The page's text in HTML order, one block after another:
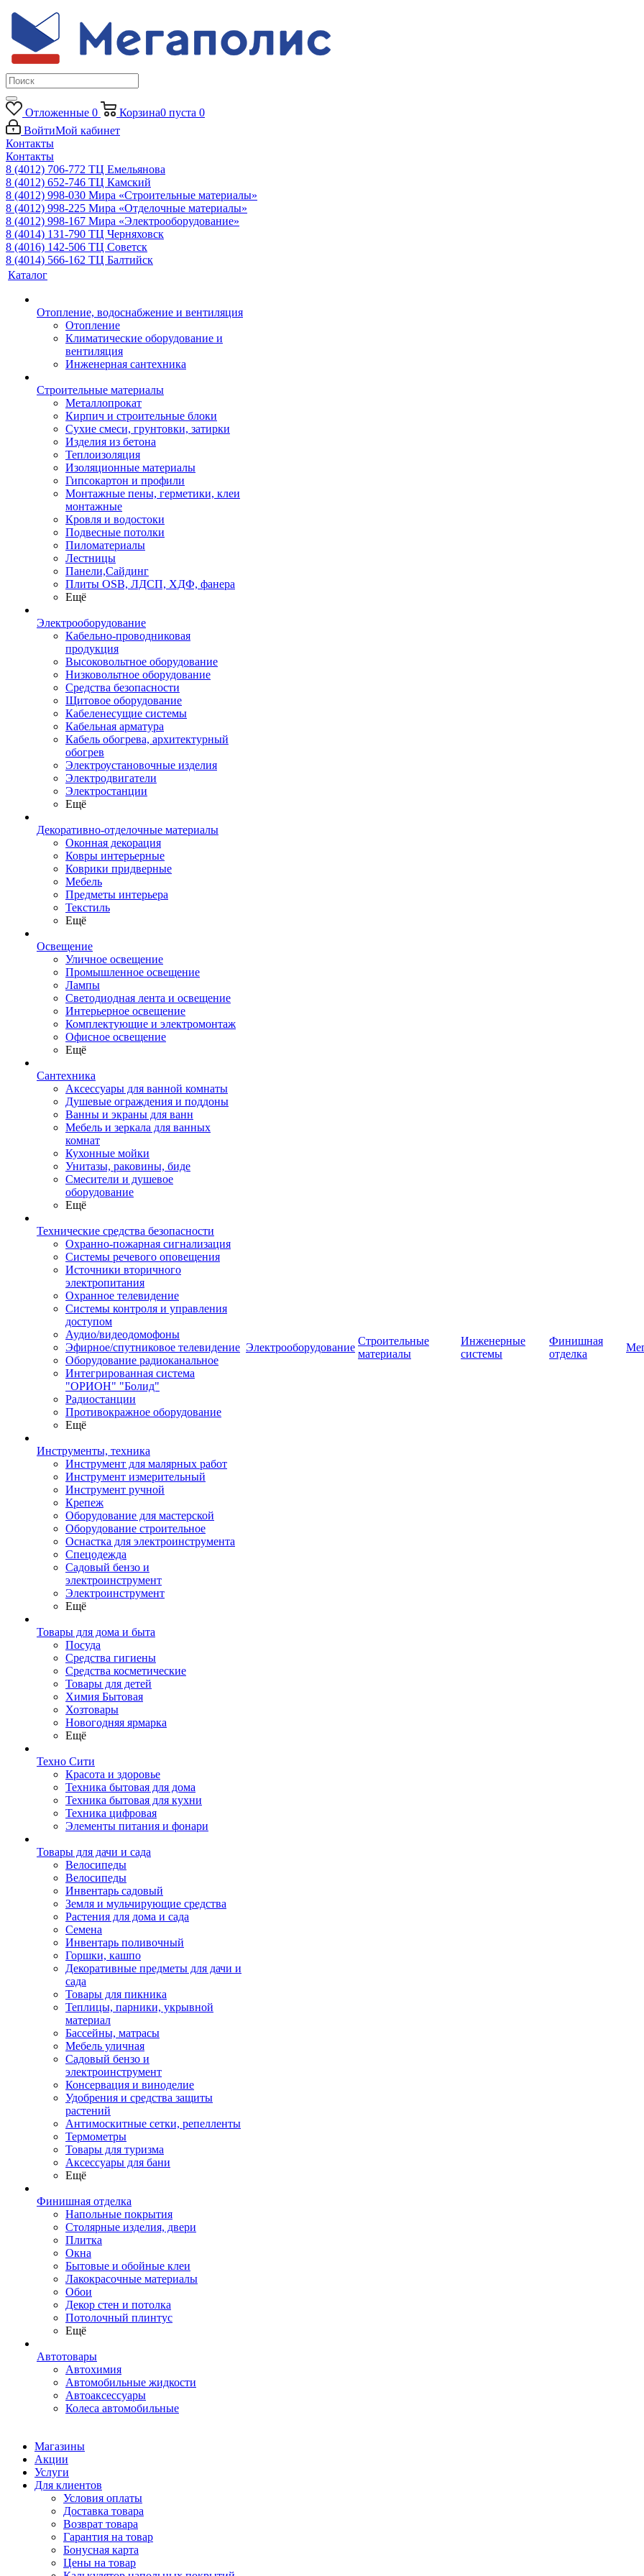
Отложенные 0 Корзина0 пуста 0
ВойтиМой кабинет
Контакты
Контакты
8 (4012) 706-772 ТЦ Емельянова
8 (4012) 652-746 ТЦ Камский
8 (4012) 998-030 Мира «Строительные материалы»
8 (4012) 998-225 Мира «Отделочные материалы»
8 (4012) 998-167 Мира «Электрооборудование»
8 (4014) 131-790 ТЦ Черняховск
8 (4016) 142-506 ТЦ Советск
8 (4014) 566-162 ТЦ Балтийск
Каталог
Отопление, водоснабжение и вентиляция
Отопление
Климатические оборудование и
вентиляция
Инженерная сантехника
Строительные материалы
Металлопрокат
Кирпич и строительные блоки
Сухие смеси, грунтовки, затирки
Изделия из бетона
Теплоизоляция
Изоляционные материалы
Гипсокартон и профили
Монтажные пены, герметики, клеи
монтажные
Кровля и водостоки
Подвесные потолки
Пиломатериалы
Лестницы
Панели,Сайдинг
Плиты OSB, ЛДСП, ХДФ, фанера
Ещё
Электрооборудование
Кабельно-проводниковая
продукция
Высоковольтное оборудование
Низковольтное оборудование
Средства безопасности
Щитовое оборудование
Кабеленесущие системы
Кабельная арматура
Кабель обогрева, архитектурный
обогрев
Электроустановочные изделия
Электродвигатели
Электростанции
Ещё
Декоративно-отделочные материалы
Оконная декорация
Ковры интерьерные
Коврики придверные
Мебель
Предметы интерьера
Текстиль
Ещё
Освещение
Уличное освещение
Промышленное освещение
Лампы
Светодиодная лента и освещение
Интерьерное освещение
Комплектующие и электромонтаж
Офисное освещение
Ещё
Сантехника
Аксессуары для ванной комнаты
Душевые ограждения и поддоны
Ванны и экраны для ванн
Мебель и зеркала для ванных
комнат
Кухонные мойки
Унитазы, раковины, биде
Смесители и душевое
оборудование
Ещё
Технические средства безопасности
Охранно-пожарная сигнализация
Системы речевого оповещения
Источники вторичного
электропитания
Охранное телевидение
Системы контроля и управления
доступом
Аудио/видеодомофоны
Эфирное/спутниковое телевидение
Оборудование радиоканальное
Интегрированная система
"ОРИОН" "Болид"
Радиостанции
Противокражное оборудование
Ещё
Инструменты, техника
Инструмент для малярных работ
Инструмент измерительный
Инструмент ручной
Крепеж
Оборудование для мастерской
Оборудование строительное
Оснастка для электроинструмента
Спецодежда
Садовый бензо и
электроинструмент
Электроинструмент
Ещё
Товары для дома и быта
Посуда
Средства гигиены
Средства косметические
Товары для детей
Химия Бытовая
Хозтовары
Новогодняя ярмарка
Ещё
Техно Сити
Красота и здоровье
Техника бытовая для дома
Техника бытовая для кухни
Техника цифровая
Элементы питания и фонари
Товары для дачи и сада
Велосипеды
Велосипеды
Инвентарь садовый
Земля и мульчирующие средства
Растения для дома и сада
Семена
Инвентарь поливочный
Горшки, кашпо
Декоративные предметы для дачи и
сада
Товары для пикника
Теплицы, парники, укрывной
материал
Бассейны, матрасы
Мебель уличная
Садовый бензо и
электроинструмент
Консервация и виноделие
Удобрения и средства защиты
растений
Антимоскитные сетки, репелленты
Термометры
Товары для туризма
Аксессуары для бани
Ещё
Финишная отделка
Напольные покрытия
Столярные изделия, двери
Плитка
Окна
Бытовые и обойные клеи
Лакокрасочные материалы
Обои
Декор стен и потолка
Потолочный плинтус
Ещё
Автотовары
Автохимия
Автомобильные жидкости
Автоаксессуары
Колеса автомобильные
Электрооборудование
Строительные
материалы
Инженерные
системы
Финишная
отделка
Магазины
Акции
Услуги
Для клиентов
Условия оплаты
Доставка товара
Возврат товара
Гарантия на товар
Бонусная карта
Цены на товар